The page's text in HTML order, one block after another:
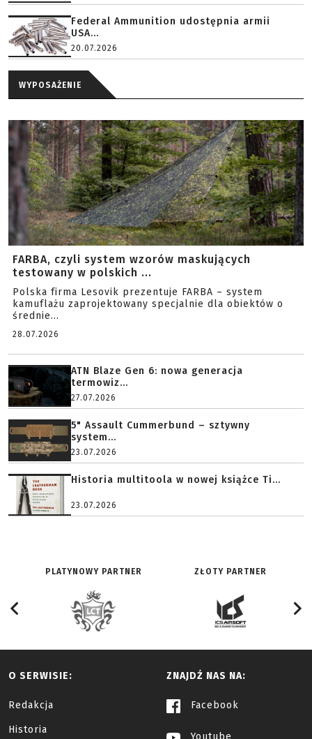
Federal Ammunition udostępnia armii
USA...
20.07.2026
WYPOSAŻENIE
FARBA, czyli system wzorów maskujących
testowany w polskich ...
Polska firma Lesovik prezentuje FARBA – system
kamuflażu zaprojektowany specjalnie dla obiektów o
średnie...
28.07.2026
ATN Blaze Gen 6: nowa generacja
termowiz...
27.07.2026
5" Assault Cummerbund – sztywny
system...
23.07.2026
Historia multitoola w nowej książce Ti...
23.07.2026
PLATYNOWY PARTNER ZŁOTY PARTNER
O SERWISIE:
Redakcja
Historia
ZNAJDŹ NAS NA:
Facebook